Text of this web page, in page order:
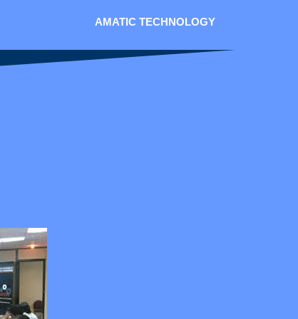
AMATIC TECHNOLOGY